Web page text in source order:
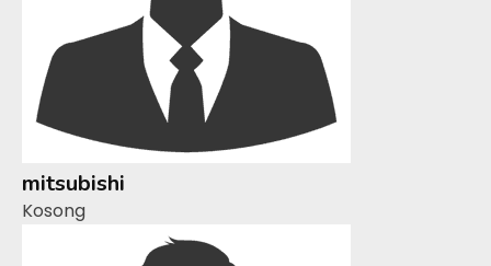
mitsubishi
Kosong